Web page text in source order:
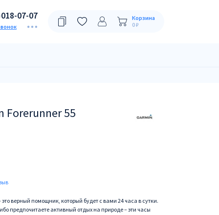
07-07
Корзина
0 ₽
Forerunner 55
это верный помощник, который будет с вами 24 часа в сутки.
предпочитаете активный отдых на природе – эти часы